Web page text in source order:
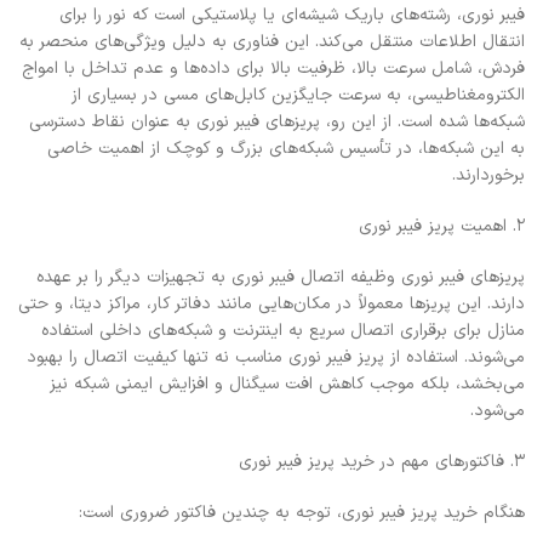
فیبر نوری، رشته‌های باریک شیشه‌ای یا پلاستیکی است که نور را برای
انتقال اطلاعات منتقل می‌کند. این فناوری به دلیل ویژگی‌های منحصر به
فردش، شامل سرعت بالا، ظرفیت بالا برای داده‌ها و عدم تداخل با امواج
الکترومغناطیسی، به سرعت جایگزین کابل‌های مسی در بسیاری از
شبکه‌ها شده است. از این رو، پریزهای فیبر نوری به عنوان نقاط دسترسی
به این شبکه‌ها، در تأسیس شبکه‌های بزرگ و کوچک از اهمیت خاصی
برخوردارند.
۲. اهمیت پریز فیبر نوری
پریزهای فیبر نوری وظیفه اتصال فیبر نوری به تجهیزات دیگر را بر عهده
دارند. این پریزها معمولاً در مکان‌هایی مانند دفاتر کار، مراکز دیتا، و حتی
منازل برای برقراری اتصال سریع به اینترنت و شبکه‌های داخلی استفاده
می‌شوند. استفاده از پریز فیبر نوری مناسب نه تنها کیفیت اتصال را بهبود
می‌بخشد، بلکه موجب کاهش افت سیگنال و افزایش ایمنی شبکه نیز
می‌شود.
۳. فاکتورهای مهم در خرید پریز فیبر نوری
هنگام خرید پریز فیبر نوری، توجه به چندین فاکتور ضروری است: